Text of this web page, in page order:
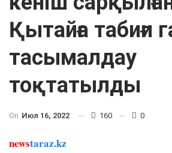
Қытайға табиғи
тасымалдау
тоқтатылды
On Июл 16, 2022 160 0
newstaraz.kz